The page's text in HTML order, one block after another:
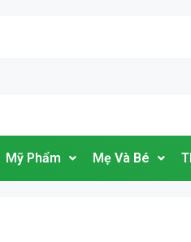
Mỹ Phẩm Mẹ Và Bé